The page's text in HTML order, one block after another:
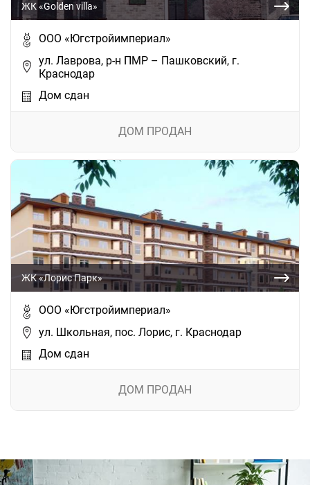
ЖК «Golden villa»
ООО «Югстройимпериал»
ул. Лаврова, р-н ПМР – Пашковский, г.
Краснодар
Дом сдан
ДОМ ПРОДАН
ЖК «Лорис Парк»
ООО «Югстройимпериал»
ул. Школьная, пос. Лорис, г. Краснодар
Дом сдан
ДОМ ПРОДАН